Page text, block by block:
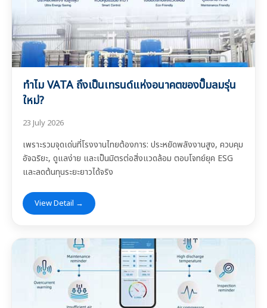
ทำไม VATA ถึงเป็นเทรนด์แห่งอนาคตของปั๊มลมรุ่น
ใหม่?
23 July 2026
เพราะรวมจุดเด่นที่โรงงานไทยต้องการ: ประหยัดพลังงานสูง, ควบคุม
อัจฉริยะ, ดูแลง่าย และเป็นมิตรต่อสิ่งแวดล้อม ตอบโจทย์ยุค ESG
และลดต้นทุนระยะยาวได้จริง
View Detail →